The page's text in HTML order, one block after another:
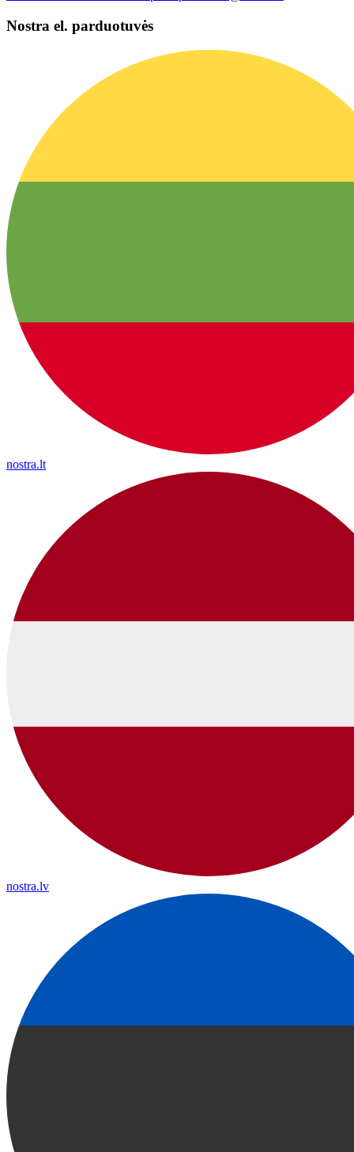
Nostra el. parduotuvės
nostra.lt
nostra.lv